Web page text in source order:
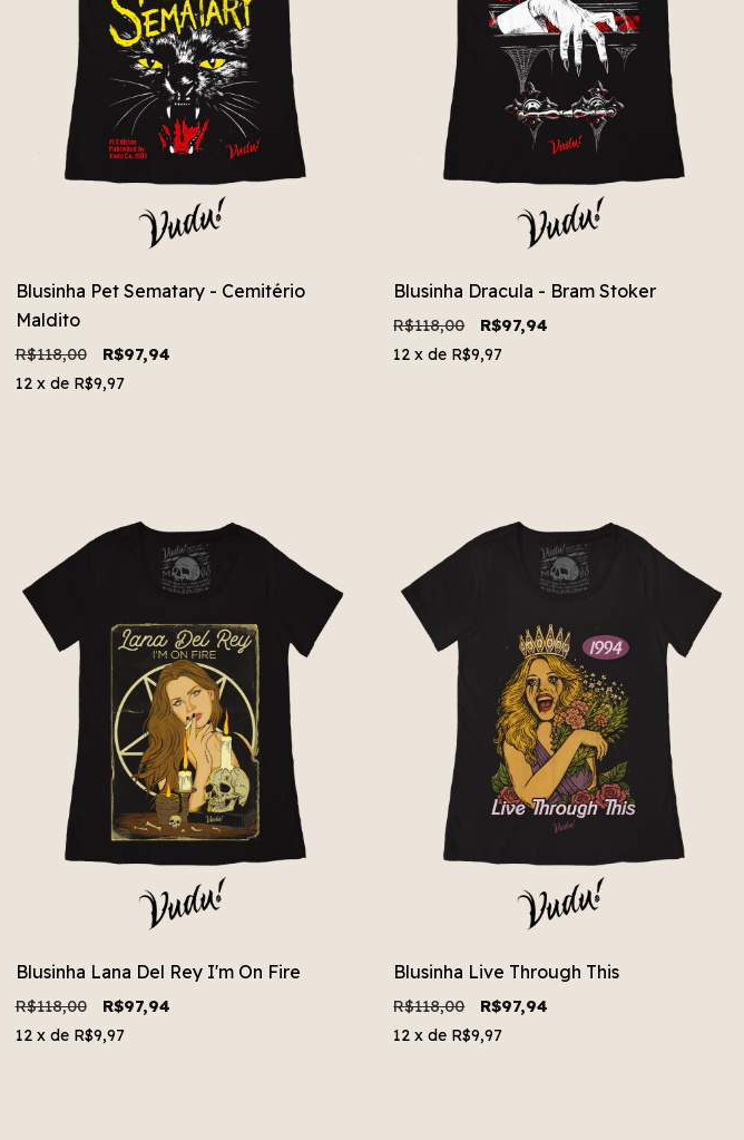
Blusinha Pet Sematary - Cemitério
Maldito
R$118,00 R$97,94
12 x de R$9,97
Blusinha Dracula - Bram Stoker
R$118,00 R$97,94
12 x de R$9,97
Blusinha Lana Del Rey I'm On Fire
R$118,00 R$97,94
12 x de R$9,97
Blusinha Live Through This
R$118,00 R$97,94
12 x de R$9,97